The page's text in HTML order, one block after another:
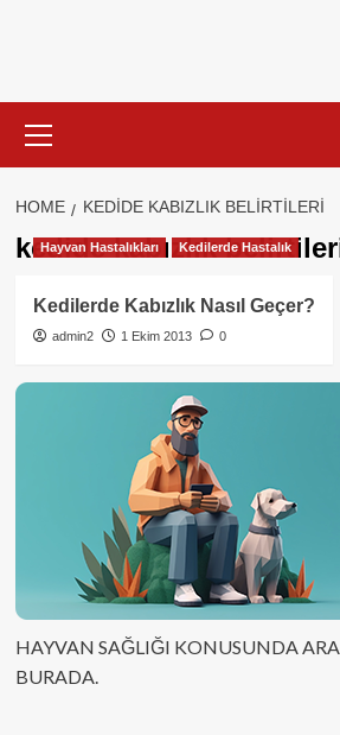
Menu
HOME KEDIDE KABIZLIK BELIRTILERI
kedide kabızlık
Hayvan Hastalıkları Kedilerde Hastalık
Kedilerde Kabızlık Nasıl Geçer?
admin2 1 Ekim 2013 0
HAYVAN SAĞLIĞI KONUSUNDA
BURADA.